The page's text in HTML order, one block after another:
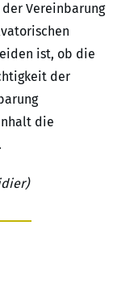
Vereinbarung
ist, ob die
der
die